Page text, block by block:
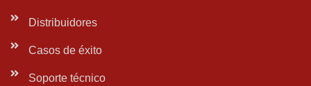
Distribuidores
Casos de éxito
Soporte técnico